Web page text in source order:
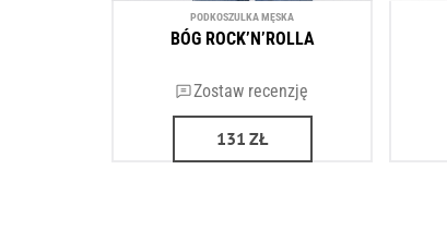
PODKOSZULKA MĘSKA
BÓG ROCK’N’ROLLA
Zostaw recenzję
131 ZŁ